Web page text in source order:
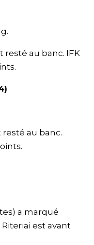
resté au banc. IFK
resté au banc.
a marqué
est avant